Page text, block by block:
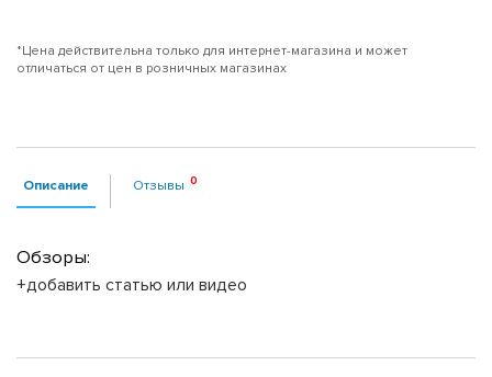
*Цена действительна только для интернет-магазина и может
отличаться от цен в розничных магазинах
Описание Отзывы
Обзоры:
+добавить статью или видео